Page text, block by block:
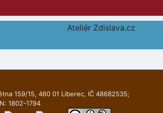
Ateliér Zdislava.cz
159/15, 460 01 Liberec, IČ 48682535;
1802-1794